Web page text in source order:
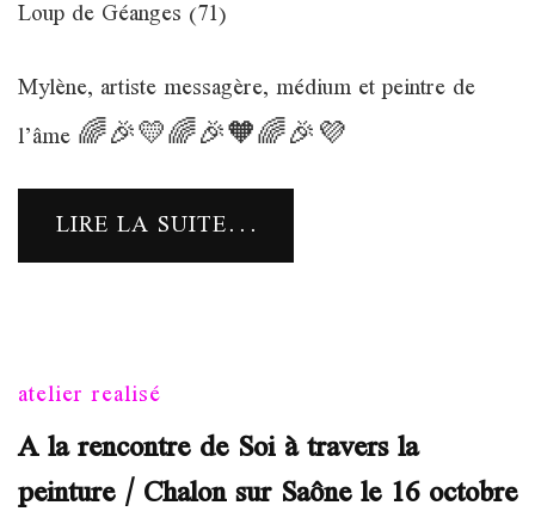
octobre
novembre
2021
Loup de Géanges (71)
Mylène, artiste messagère, médium et peintre de
l’âme 🌈🎉💛🌈🎉🧡🌈🎉💜
LIRE LA SUITE...
atelier realisé
A la rencontre de Soi à travers la
peinture / Chalon sur Saône le 16 octobre